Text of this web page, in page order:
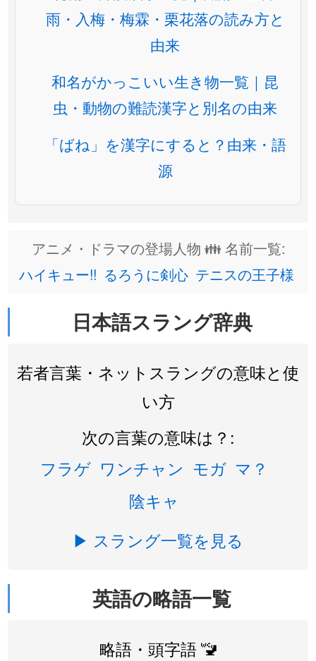
雨・入梅・梅霖・栗花落の読み方と
由来
和名がかっこいい生き物一覧｜昆
虫・動物の難読漢字と別名の由来
「ばね」を漢字にすると？由来・語
源
アニメ・ドラマの登場人物 👪 名前一覧:
ハイキュー!! るろうに剣心 テニスの王子様
日本語スラング辞典
若者言葉・ネットスラングの意味と使
い方
次の言葉の意味は？:
フラゲ ワンチャン モガ マ？
陰キャ
▶ スラング一覧を見る
英語の略語一覧
略語・頭字語 🚾